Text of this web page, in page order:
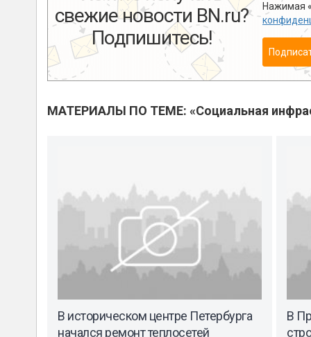
свежие новости BN.ru?
Подпишитесь!
Нажимая
МАТЕРИАЛЫ ПО ТЕМЕ: «Социальная
В историческом центре Петербурга
начался ремонт теплосетей
В